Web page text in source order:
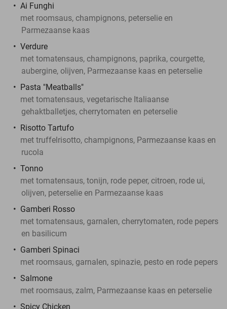
Ai Funghi
met roomsaus, champignons, peterselie en
Parmezaanse kaas
Verdure
met tomatensaus, champignons, paprika, courgette,
aubergine, olijven, Parmezaanse kaas en peterselie
Pasta "Meatballs"
met tomatensaus, vegetarische Italiaanse
gehaktballetjes, cherrytomaten en peterselie
Risotto Tartufo
met truffelrisotto, champignons, Parmezaanse kaas en
rucola
Tonno
met tomatensaus, tonijn, rode peper, citroen, rode ui,
olijven, peterselie en Parmezaanse kaas
Gamberi Rosso
met tomatensaus, garnalen, cherrytomaten, rode pepers
en basilicum
Gamberi Spinaci
met roomsaus, garnalen, spinazie, pesto en rode pepers
Salmone
met roomsaus, zalm, Parmezaanse kaas en peterselie
Spicy Chicken